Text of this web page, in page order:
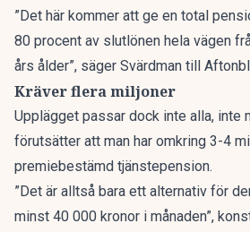
”Det här kommer att ge en total
80 procent av slutlönen hela vägen
års ålder”, säger Svärdman till
Kräver flera miljoner
Upplägget passar dock inte alla, inte
förutsätter att man har omkring 3-4
premiebestämd tjänstepension.
”Det är alltså bara ett alternativ för
minst 40 000 kronor i månaden”,